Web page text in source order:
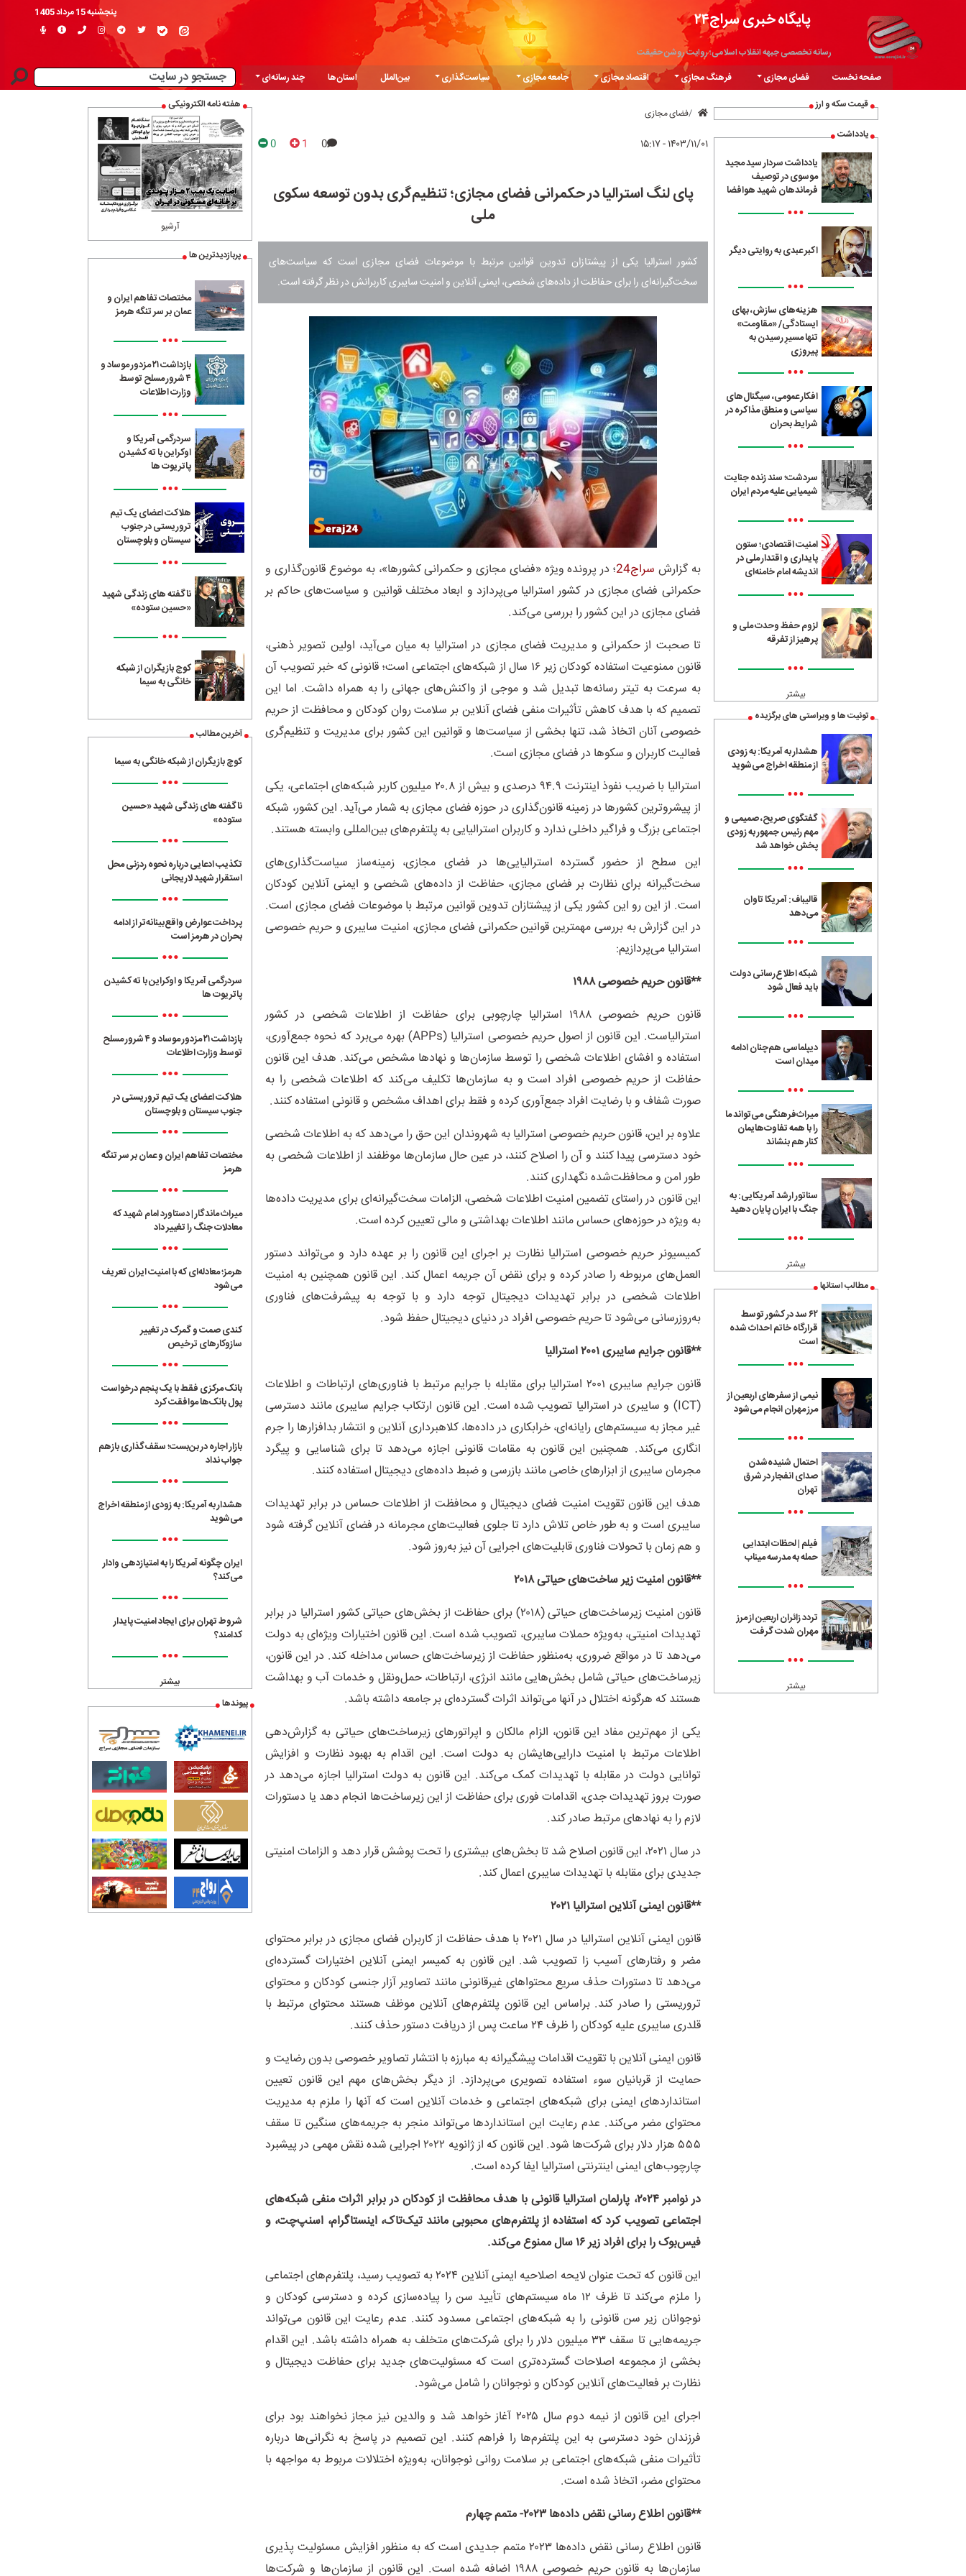
پایگاه خبری سراج۲۴
رسانه تخصصی جبهه انقلاب اسلامی؛ روایت روشن حقیقت
پنجشنبه 15 مرداد 1405
صفحه نخست فضای مجازی فرهنگ مجازی اقتصاد مجازی جامعه مجازی سیاست‌گذاری بین‌الملل استان‌ها
چند رسانه‌ای
قیمت سکه و ارز
یادداشت
یادداشت سردار سید مجید
موسوی در توصیف
فرماندهان شهید هوافضا
•••
اکبر عبدی به روایتی دیگر
•••
هزینه‌های سازش، بهای
ایستادگی/ «مقاومت»
تنها مسیرِ رسیدن به
پیروزی
•••
افکار عمومی، سیگنال‌های
سیاسی و منطق مذاکره در
شرایط بحران
•••
سردشت؛ سند زنده جنایت
شیمیایی علیه مردم ایران
•••
امنیت اقتصادی؛ ستون
پایداری و اقتدار ملی در
اندیشه امام خامنه‌ای
•••
لزوم حفظ وحدت ملی و
پرهیز از تفرقه
•••
بیشتر
توئیت ها و ویراستی های برگزیده
هشدار به آمریکا: به زودی
از منطقه اخراج می‌شوید
•••
گفتگوی صریح، صمیمی و
مهم رئیس جمهور به زودی
پخش خواهد شد
•••
قالیباف: آمریکا تاوان
می‌دهد
•••
شبکه اطلاع‌رسانی دولت
باید فعال شود
•••
دیپلماسی هم‌چنان ادامه
میدان است
•••
میراث‌فرهنگی می‌تواند ما
را با همه تفاوت‌هایمان
کنار هم بنشاند
•••
سناتور ارشد آمریکایی: به
جنگ با ایران پایان دهید
•••
بیشتر
مطالب استانها
۶۲ سد در کشور توسط
قرارگاه خاتم احداث شده
است
•••
نیمی از سفرهای اربعین از
مرز مهران انجام می‌شود
•••
احتمال شنیده‌شدن
صدای انفجار در شرق
تهران
•••
فیلم | لحظات ابتدایی
حمله به مدرسه میناب
•••
تردد زائران اربعین از مرز
مهران شدت گرفت
•••
بیشتر
فضای مجازی
۱۴۰۳/۱۱/۰۱ - ۱۵:۱۷ 0
1
0
پای لنگ استرالیا در حکمرانی فضای مجازی؛ تنظیم‌گری بدون توسعه سکوی
ملی
کشور استرالیا یکی از پیشتازان تدوین قوانین مرتبط با موضوعات فضای مجازی است که سیاست‌های
سخت‌گیرانه‌ای را برای حفاظت از داده‌های شخصی، ایمنی آنلاین و امنیت سایبری کاربرانش در نظر گرفته است.
به گزارش سراج24
؛ در پرونده ویژه «فضای مجازی و حکمرانی کشورها»، به موضوع قانون‌گذاری و
حکمرانی فضای مجازی در کشور استرالیا می‌پردازد و ابعاد مختلف قوانین و سیاست‌های حاکم بر
فضای مجازی در این کشور را بررسی می‌کند.
تا صحبت از حکمرانی و مدیریت فضای مجازی در استرالیا به میان می‌آید، اولین تصویر ذهنی،
قانون ممنوعیت استفاده کودکان زیر ۱۶ سال از شبکه‌های اجتماعی است؛ قانونی که خبر تصویب آن
به سرعت به تیتر رسانه‌ها تبدیل شد و موجی از واکنش‌های جهانی را به همراه داشت. اما این
تصمیم که با هدف کاهش تأثیرات منفی فضای آنلاین بر سلامت روان کودکان و محافظت از حریم
خصوصی آنان اتخاذ شد، تنها بخشی از سیاست‌ها و قوانین این کشور برای مدیریت و تنظیم‌گری
فعالیت کاربران و سکو‌ها در فضای مجازی است.
استرالیا با ضریب نفوذ اینترنت ۹۴.۹ درصدی و بیش از ۲۰.۸ میلیون کاربر شبکه‌های اجتماعی، یکی
از پیشروترین کشور‌ها در زمینه قانون‌گذاری در حوزه فضای مجازی به شمار می‌آید. این کشور، شبکه
اجتماعی بزرگ و فراگیر داخلی ندارد و کاربران استرالیایی به پلتفرم‌های بین‌المللی وابسته هستند.
این سطح از حضور گسترده استرالیایی‌ها در فضای مجازی، زمینه‌ساز سیاست‌گذاری‌های
سخت‌گیرانه برای نظارت بر فضای مجازی، حفاظت از داده‌های شخصی و ایمنی آنلاین کودکان
است. از این رو این کشور یکی از پیشتازان تدوین قوانین مرتبط با موضوعات فضای مجازی است.
در این گزارش به بررسی مهمترین قوانین حکمرانی فضای مجازی، امنیت سایبری و حریم خصوصی
استرالیا می‌پردازیم:
**قانون حریم خصوصی ۱۹۸۸
قانون حریم خصوصی ۱۹۸۸ استرالیا چارچوبی برای حفاظت از اطلاعات شخصی در کشور
استرالیاست. این قانون از اصول حریم خصوصی استرالیا (APPs) بهره می‌برد که نحوه جمع‌آوری،
استفاده و افشای اطلاعات شخصی را توسط سازمان‌ها و نهاد‌ها مشخص می‌کند. هدف این قانون
حفاظت از حریم خصوصی افراد است و به سازمان‌ها تکلیف می‌کند که اطلاعات شخصی را به
صورت شفاف و با رضایت افراد جمع‌آوری کرده و فقط برای اهداف مشخص و قانونی استفاده کنند.
علاوه بر این، قانون حریم خصوصی استرالیا به شهروندان این حق را می‌دهد که به اطلاعات شخصی
خود دسترسی پیدا کنند و آن را اصلاح کنند، در عین حال سازمان‌ها موظفند از اطلاعات شخصی به
طور امن و محافظت‌شده نگهداری کنند.
این قانون در راستای تضمین امنیت اطلاعات شخصی، الزامات سخت‌گیرانه‌ای برای مدیریت داده‌ها
به ویژه در حوزه‌های حساس مانند اطلاعات بهداشتی و مالی تعیین کرده است.
کمیسیونر حریم خصوصی استرالیا نظارت بر اجرای این قانون را بر عهده دارد و می‌تواند دستور
العمل‌های مربوطه را صادر کرده و برای نقض آن جریمه اعمال کند. این قانون همچنین به امنیت
اطلاعات شخصی در برابر تهدیدات دیجیتال توجه دارد و با توجه به پیشرفت‌های فناوری
به‌روزرسانی می‌شود تا حریم خصوصی افراد در دنیای دیجیتال حفظ شود.
**قانون جرایم سایبری ۲۰۰۱ استرالیا
قانون جرایم سایبری ۲۰۰۱ استرالیا برای مقابله با جرایم مرتبط با فناوری‌های ارتباطات و اطلاعات
(ICT) و سایبری در استرالیا تصویب شده است. این قانون ارتکاب جرایم سایبری مانند دسترسی
غیر مجاز به سیستم‌های رایانه‌ای، خرابکاری در داده‌ها، کلاهبرداری آنلاین و انتشار بدافزار‌ها را جرم
انگاری می‌کند. همچنین این قانون به مقامات قانونی اجازه می‌دهد تا برای شناسایی و پیگرد
مجرمان سایبری از ابزار‌های خاصی مانند بازرسی و ضبط داده‌های دیجیتال استفاده کنند.
هدف این قانون تقویت امنیت فضای دیجیتال و محافظت از اطلاعات حساس در برابر تهدیدات
سایبری است و به طور خاص تلاش دارد تا جلوی فعالیت‌های مجرمانه در فضای آنلاین گرفته شود
و هم زمان با تحولات فناوری قابلیت‌های اجرایی آن نیز به‌روز شود.
**قانون امنیت زیر ساخت‌های حیاتی ۲۰۱۸
قانون امنیت زیرساخت‌های حیاتی (۲۰۱۸) برای حفاظت از بخش‌های حیاتی کشور استرالیا در برابر
تهدیدات امنیتی، به‌ویژه حملات سایبری، تصویب شده است. این قانون اختیارات ویژه‌ای به دولت
می‌دهد تا در مواقع ضروری، به‌منظور حفاظت از زیرساخت‌های حساس مداخله کند. در این قانون،
زیرساخت‌های حیاتی شامل بخش‌هایی مانند انرژی، ارتباطات، حمل‌ونقل و خدمات آب و بهداشت
هستند که هرگونه اختلال در آنها می‌تواند اثرات گسترده‌ای بر جامعه داشته باشد.
یکی از مهم‌ترین مفاد این قانون، الزام مالکان و اپراتور‌های زیرساخت‌های حیاتی به گزارش‌دهی
اطلاعات مرتبط با امنیت دارایی‌هایشان به دولت است. این اقدام به بهبود نظارت و افزایش
توانایی دولت در مقابله با تهدیدات کمک می‌کند. این قانون به دولت استرالیا اجازه می‌دهد در
صورت بروز تهدیدات جدی، اقدامات فوری برای حفاظت از این زیرساخت‌ها انجام دهد یا دستورات
لازم را به نهاد‌های مرتبط صادر کند.
در سال ۲۰۲۱، این قانون اصلاح شد تا بخش‌های بیشتری را تحت پوشش قرار دهد و الزامات امنیتی
جدیدی برای مقابله با تهدیدات سایبری اعمال کند.
**قانون ایمنی آنلاین استرالیا ۲۰۲۱
قانون ایمنی آنلاین استرالیا در سال ۲۰۲۱ با هدف حفاظت از کاربران فضای مجازی در برابر محتوای
مضر و رفتار‌های آسیب زا تصویب شد. این قانون به کمیسر ایمنی آنلاین اختیارات گسترده‌ای
می‌دهد تا دستورات حذف سریع محتوا‌های غیرقانونی مانند تصاویر آزار جنسی کودکان و محتوای
تروریستی را صادر کند. براساس این قانون پلتفرم‌های آنلاین موظف هستند محتوای مرتبط با
قلدری سایبری علیه کودکان را ظرف ۲۴ ساعت پس از دریافت دستور حذف کنند.
قانون ایمنی آنلاین با تقویت اقدامات پیشگیرانه به مبارزه با انتشار تصاویر خصوصی بدون رضایت و
حمایت از قربانیان سوء استفاده تصویری می‌پردازد. از دیگر بخش‌های مهم این قانون تعیین
استاندارد‌های ایمنی برای شبکه‌های اجتماعی و خدمات آنلاین است که آنها را ملزم به مدیریت
محتوای مضر می‌کند. عدم رعایت این استاندارد‌ها می‌تواند منجر به جریمه‌های سنگین تا سقف
۵۵۵ هزار دلار برای شرکت‌ها شود. این قانون که از ژانویه ۲۰۲۲ اجرایی شده نقش مهمی در پیشبرد
چارچوب‌های ایمنی اینترنتی استرالیا ایفا کرده است.
در نوامبر ۲۰۲۴، پارلمان استرالیا قانونی با هدف محافظت از کودکان در برابر اثرات منفی شبکه‌های
اجتماعی تصویب کرد که استفاده از پلتفرم‌های محبوبی مانند تیک‌تاک، اینستاگرام، اسنپ‌چت، و
فیس‌بوک را برای افراد زیر ۱۶ سال ممنوع می‌کند.
این قانون که تحت عنوان لایحه اصلاحیه ایمنی آنلاین ۲۰۲۴ به تصویب رسید، پلتفرم‌های اجتماعی
را ملزم می‌کند تا ظرف ۱۲ ماه سیستم‌های تأیید سن را پیاده‌سازی کرده و دسترسی کودکان و
نوجوانان زیر سن قانونی را به شبکه‌های اجتماعی مسدود کنند. عدم رعایت این قانون می‌تواند
جریمه‌هایی تا سقف ۳۳ میلیون دلار را برای شرکت‌های متخلف به همراه داشته باشد. این اقدام
بخشی از مجموعه اصلاحات گسترده‌تری است که مسئولیت‌های جدید برای حفاظت دیجیتال و
نظارت بر فعالیت‌های آنلاین کودکان و نوجوانان را شامل می‌شود.
اجرای این قانون از نیمه دوم سال ۲۰۲۵ آغاز خواهد شد و والدین نیز مجاز نخواهند بود برای
فرزندان خود دسترسی به این پلتفرم‌ها را فراهم کنند. این تصمیم در پاسخ به نگرانی‌ها درباره
تأثیرات منفی شبکه‌های اجتماعی بر سلامت روانی نوجوانان، به‌ویژه اختلالات مربوط به مواجهه با
محتوای مضر، اتخاذ شده است.
**قانون اطلاع رسانی نقض داده‌ها ۲۰۲۳- متمم چهارم
قانون اطلاع رسانی نقض داده‌ها ۲۰۲۳ متمم جدیدی است که به منظور افزایش مسئولیت پذیری
سازمان‌ها به قانون حریم خصوصی ۱۹۸۸ اضافه شده است. این قانون از سازمان‌ها و شرکت‌ها
هفته نامه الکترونیکی
آرشیو
پربازدیدترین ها
مختصات تفاهم ایران و
عمان بر سر تنگه هرمز
•••
بازداشت ۲۱ مزدور موساد و
۴ شرور مسلح توسط
وزارت اطلاعات
•••
سردرگمی آمریکا و
اوکراین با ته کشیدن
پاتریوت ها
•••
هلاکت اعضای یک تیم
تروریستی در جنوب
سیستان و بلوچستان
•••
ناگفته های زندگی شهید
«حسین ستوده»
•••
کوچ بازیگران از شبکه
خانگی به سیما
آخرین مطالب
کوچ بازیگران از شبکه خانگی به سیما
•••
ناگفته های زندگی شهید «حسین
ستوده»
•••
تکذیب ادعایی درباره نحوه ردزنی محل
استقرار شهید لاریجانی
•••
پرداخت عوارض واقع‌بینانه‌تر از ادامه
بحران در هرمز است
•••
سردرگمی آمریکا و اوکراین با ته کشیدن
پاتریوت ها
•••
بازداشت ۲۱ مزدور موساد و ۴ شرور مسلح
توسط وزارت اطلاعات
•••
هلاکت اعضای یک تیم تروریستی در
جنوب سیستان و بلوچستان
•••
مختصات تفاهم ایران و عمان بر سر تنگه
هرمز
•••
میراث ماندگار | دستاورد امام شهید که
معادلات جنگ را تغییر داد
•••
هرمز؛ معادله‌ای که با امنیت ایران تعریف
می‌شود
•••
کندی صمت و گمرک در تغییر
سازوکارهای ترخیص
•••
بانک مرکزی فقط با یک‌ پنجم درخواست
پول بانک‌ها موافقت کرد
•••
بازار اجاره در بن‌بست؛ سقف‌گذاری بازهم
جواب نداد
•••
هشدار به آمریکا: به زودی از منطقه اخراج
می‌شوید
•••
ایران چگونه آمریکا را به امتیازدهی وادار
می‌کند؟
•••
شروط تهران برای ایجاد امنیت پایدار
کدامند؟
•••
بیشتر
پیوندها